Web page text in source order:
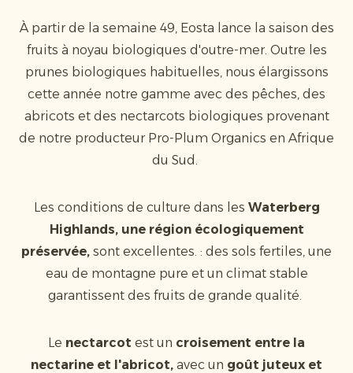
À partir de la semaine 49, Eosta lance la saison des
fruits à noyau biologiques d'outre-mer. Outre les
prunes biologiques habituelles, nous élargissons
cette année notre gamme avec des pêches, des
abricots et des nectarcots biologiques provenant
de notre producteur Pro-Plum Organics en Afrique
du Sud.
Les conditions de culture dans les Waterberg
Highlands, une région écologiquement
préservée, sont excellentes. : des sols fertiles, une
eau de montagne pure et un climat stable
garantissent des fruits de grande qualité.
Le nectarcot est un croisement entre la
nectarine et l'abricot, avec un goût juteux et